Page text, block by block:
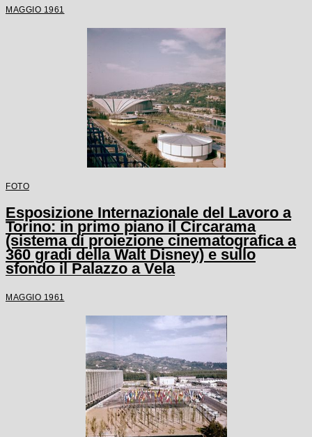
MAGGIO 1961
FOTO
Esposizione Internazionale del Lavoro a
Torino: in primo piano il Circarama
(sistema di proiezione cinematografica a
360 gradi della Walt Disney) e sullo
sfondo il Palazzo a Vela
MAGGIO 1961